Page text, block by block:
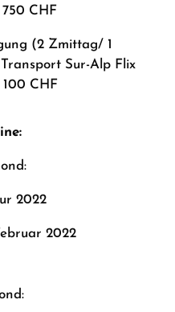
CHF
(2 Zmittag/ 1
Sur-Alp Flix
CHF
2022
2022